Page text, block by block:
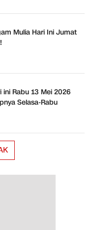
Mulia Hari Ini Jumat
Rabu 13 Mei 2026
Selasa-Rabu